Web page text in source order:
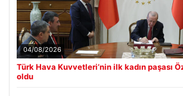
04/08/2026
Türk Hava Kuvvetleri’nin ilk kadın paşası
oldu